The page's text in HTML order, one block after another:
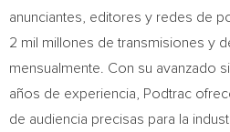
anunciantes, editores y redes de
2 mil millones de transmisiones y
mensualmente. Con su avanzado
años de experiencia, Podtrac
de audiencia precisas para la